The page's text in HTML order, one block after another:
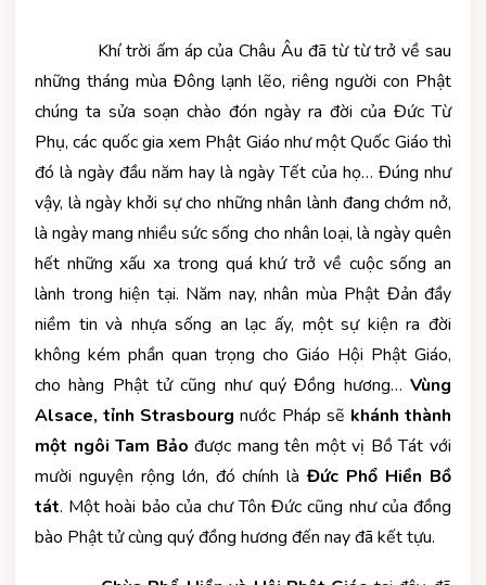
Khí trời ấm áp của Châu Âu đã từ từ trở về sau
những tháng mùa Đông lạnh lẽo, riêng người con Phật
chúng ta sửa soạn chào đón ngày ra đời của Đức Từ
Phụ, các quốc gia xem Phật Giáo như một Quốc Giáo thì
đó là ngày đầu năm hay là ngày Tết của họ… Đúng như
vậy, là ngày khởi sự cho những nhân lành đang chớm nở,
là ngày mang nhiều sức sống cho nhân loại, là ngày quên
hết những xấu xa trong quá khứ trở về cuộc sống an
lành trong hiện tại. Năm nay, nhân mùa Phật Đản đầy
niềm tin và nhựa sống an lạc ấy, một sự kiện ra đời
không kém phần quan trọng cho Giáo Hội Phật Giáo,
cho hàng Phật tử cũng như quý Đồng hương… Vùng
Alsace, tỉnh Strasbourg nước Pháp sẽ khánh thành
một ngôi Tam Bảo được mang tên một vị Bồ Tát với
mười nguyện rộng lớn, đó chính làĐức Phổ Hiền Bồ
tát. Một hoài bảo của chư Tôn Đức cũng như của đồng
bào Phật tử cùng quý đồng hương đến nay đã kết tựu.